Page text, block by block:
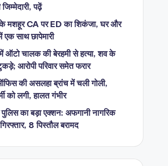
पढ़ें
मशहूर CA पर ED का शिकंजा, घर और
साथ छापेमारी
ऑटो चालक की बेरहमी से हत्या, शव के
आरोपी परिवार समेत फरार
की असलहा ब्रांच में चली गोली,
को लगी, हालत गंभीर
का बड़ा एक्शन: अफगानी नागरिक
8 पिस्तौल बरामद